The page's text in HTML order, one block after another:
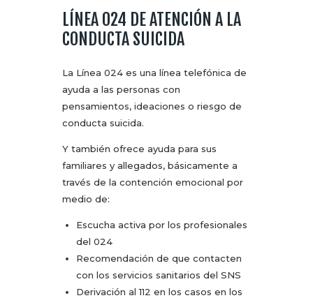
LÍNEA 024 DE ATENCIÓN A LA
CONDUCTA SUICIDA
La Línea 024 es una línea telefónica de
ayuda a las personas con
pensamientos, ideaciones o riesgo de
conducta suicida.
Y también ofrece ayuda para sus
familiares y allegados, básicamente a
través de la contención emocional por
medio de:
Escucha activa por los profesionales
del 024
Recomendación de que contacten
con los servicios sanitarios del SNS
Derivación al 112 en los casos en los